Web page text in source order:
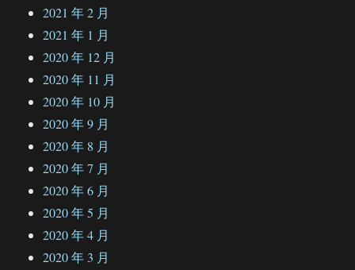
2021 年 2 月
2021 年 1 月
2020 年 12 月
2020 年 11 月
2020 年 10 月
2020 年 9 月
2020 年 8 月
2020 年 7 月
2020 年 6 月
2020 年 5 月
2020 年 4 月
2020 年 3 月